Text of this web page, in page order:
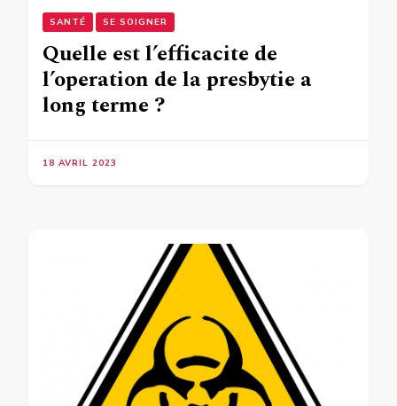
SANTÉ SE SOIGNER
Quelle est l’efficacite de
l’operation de la presbytie a
long terme ?
18 AVRIL 2023